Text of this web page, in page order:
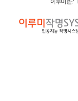
이루미란?